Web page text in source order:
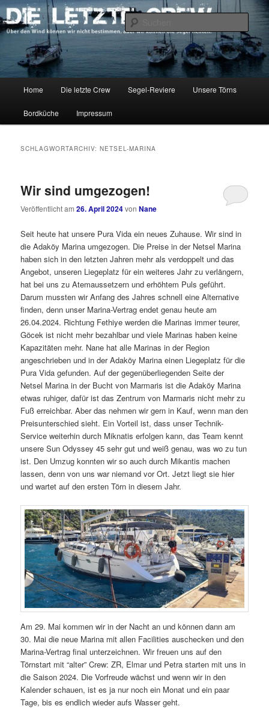
Zum
primären
Inhalt
Zum
sekundären
Inhalt
DIE LETZTE CREW
Über den Wind können wir nicht bestimmen, aber wir können die Segel
richten.
Home Die letzte Crew Segel-Reviere Unsere Törns
Bordküche Impressum
SCHLAGWORTARCHIV:NETSEL-MARINA
Wir sind umgezogen!
Veröffentlicht am26. April 2024vonNane
Seit heute hat unsere Pura Vida ein neues Zuhause. Wir sind in
die Adaköy Marina umgezogen. Die Preise in der Netsel Marina
haben sich in den letzten Jahren mehr als verdoppelt und das
Angebot, unseren Liegeplatz für ein weiteres Jahr zu verlängern,
hat bei uns zu Atemaussetzern und erhöhtem Puls geführt.
Darum mussten wir Anfang des Jahres schnell eine Alternative
finden, denn unser Marina-Vertrag endet genau heute am
26.04.2024. Richtung Fethiye werden die Marinas immer teurer,
Göcek ist nicht mehr bezahlbar und viele Marinas haben keine
Kapazitäten mehr. Nane hat alle Marinas in der Region
angeschrieben und in der Adaköy Marina einen Liegeplatz für die
Pura Vida gefunden. Auf der gegenüberliegenden Seite der
Netsel Marina in der Bucht von Marmaris ist die Adaköy Marina
etwas ruhiger, dafür ist das Zentrum von Marmaris nicht mehr zu
Fuß erreichbar. Aber das nehmen wir gern in Kauf, wenn man den
Preisunterschied sieht. Ein Vorteil ist, dass unser Technik-
Service weiterhin durch Miknatis erfolgen kann, das Team kennt
unsere Sun Odyssey 45 sehr gut und weiß genau, was wo zu tun
ist. Den Umzug konnten wir so auch durch Mikantis machen
lassen, denn von uns war niemand vor Ort. Jetzt liegt sie hier
und wartet auf den ersten Törn in diesem Jahr.
Am 29. Mai kommen wir in der Nacht an und können dann am
30. Mai die neue Marina mit allen Facilities auschecken und den
Marina-Vertrag final unterzeichnen. Wir freuen uns auf den
Törnstart mit “alter” Crew: ZR, Elmar und Petra starten mit uns in
die Saison 2024. Die Vorfreude wächst und wenn wir in den
Kalender schauen, ist es ja nur noch ein Monat und ein paar
Tage, bis es endlich wieder aufs Wasser geht.